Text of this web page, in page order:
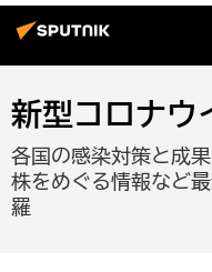
新型コロナウ
各国の感染対策と成
株をめぐる情報など
羅